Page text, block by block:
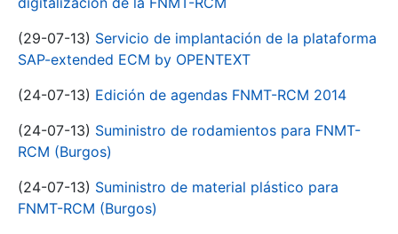
(29-07-13) Servicio de implantación de la plataforma
SAP-extended ECM by OPENTEXT
(24-07-13) Edición de agendas FNMT-RCM 2014
(24-07-13) Suministro de rodamientos para FNMT-
RCM (Burgos)
(24-07-13) Suministro de material plástico para
FNMT-RCM (Burgos)